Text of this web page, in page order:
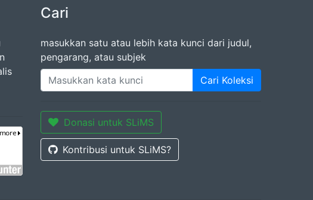
Cari
masukkan satu atau lebih kata kunci dari judul,
pengarang, atau subjek
Cari Koleksi
Donasi untuk SLiMS
Kontribusi untuk SLiMS?